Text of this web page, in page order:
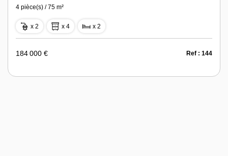
4 pièce(s) / 75 m²
x 2 x 4 x 2
184 000 € Ref : 144